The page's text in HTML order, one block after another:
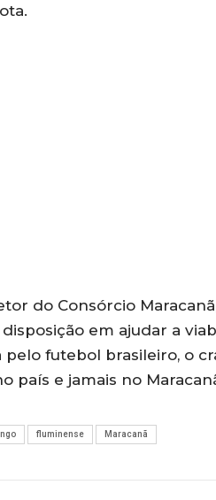
do Consórcio
em ajudar a
futebol brasileiro, o
país e jamais no
fluminense Maracanã